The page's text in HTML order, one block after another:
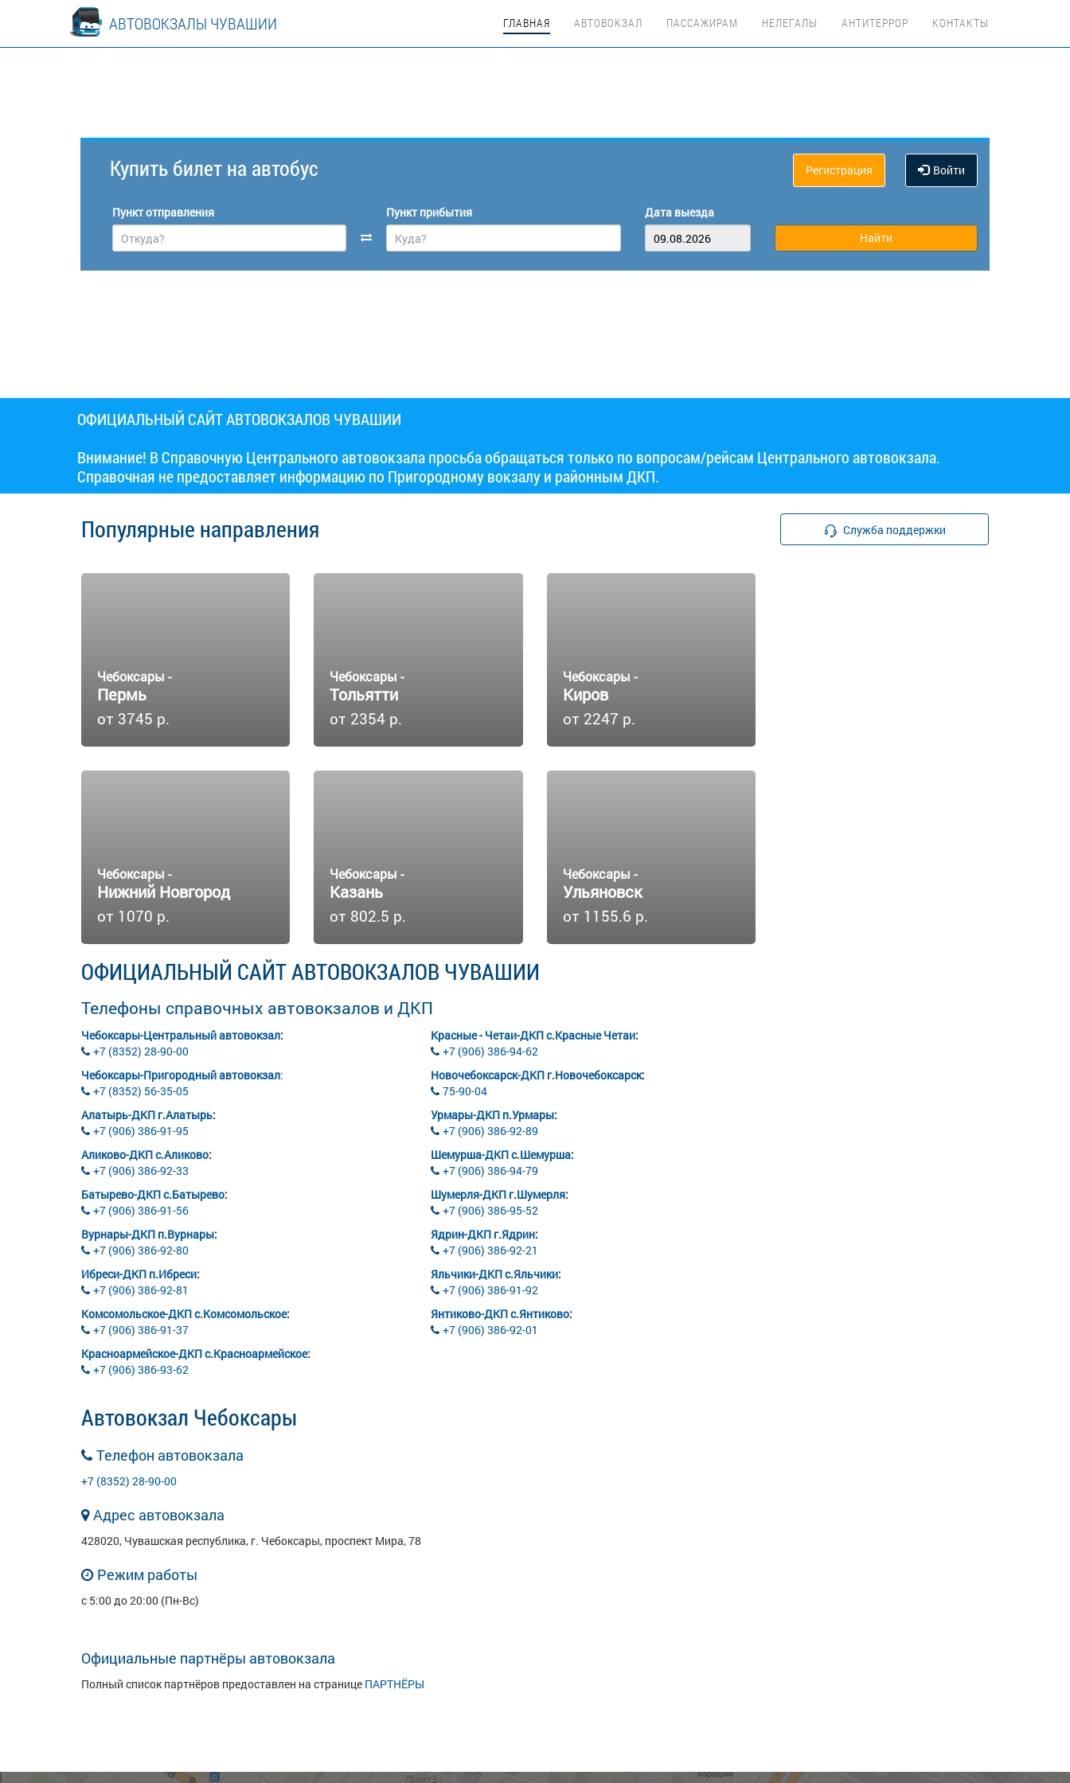
АВТОВОКЗАЛЫ ЧУВАШИИ ГЛАВНАЯ АВТОВОКЗАЛ ПАССАЖИРАМ НЕЛЕГАЛЫ АНТИТЕРРОР КОНТАКТЫ
Купить билет на автобус Регистрация Войти
Пункт отправления Пункт прибытия Дата выезда
ОФИЦИАЛЬНЫЙ САЙТ АВТОВОКЗАЛОВ ЧУВАШИИ
Внимание! В Справочную Центрального автовокзала просьба обращаться только по вопросам/рейсам Центрального автовокзала.
Справочная не предоставляет информацию по Пригородному вокзалу и районным ДКП.
Популярные направления
Чебоксары -
Пермь
от 3745 р.
Чебоксары -
Тольятти
от 2354 р.
Чебоксары -
Киров
от 2247 р.
Чебоксары -
Нижний Новгород
от 1070 р.
Чебоксары -
Казань
от 802.5 р.
Чебоксары -
Ульяновск
от 1155.6 р.
ОФИЦИАЛЬНЫЙ САЙТ АВТОВОКЗАЛОВ ЧУВАШИИ
Телефоны справочных автовокзалов и ДКП
Чебоксары-Центральный автовокзал:
+7 (8352) 28-90-00
Чебоксары-Пригородный автовокзал:
+7 (8352) 56-35-05
Алатырь-ДКП г.Алатырь:
+7 (906) 386-91-95
Аликово-ДКП с.Аликово:
+7 (906) 386-92-33
Батырево-ДКП с.Батырево:
+7 (906) 386-91-56
Вурнары-ДКП п.Вурнары:
+7 (906) 386-92-80
Ибреси-ДКП п.Ибреси:
+7 (906) 386-92-81
Комсомольское-ДКП с.Комсомольское:
+7 (906) 386-91-37
Красноармейское-ДКП с.Красноармейское:
+7 (906) 386-93-62
Красные - Четаи-ДКП с.Красные Четаи:
+7 (906) 386-94-62
Новочебоксарск-ДКП г.Новочебоксарск:
75-90-04
Урмары-ДКП п.Урмары:
+7 (906) 386-92-89
Шемурша-ДКП с.Шемурша:
+7 (906) 386-94-79
Шумерля-ДКП г.Шумерля:
+7 (906) 386-95-52
Ядрин-ДКП г.Ядрин:
+7 (906) 386-92-21
Яльчики-ДКП с.Яльчики:
+7 (906) 386-91-92
Янтиково-ДКП с.Янтиково:
+7 (906) 386-92-01
Автовокзал Чебоксары
Телефон автовокзала
+7 (8352) 28-90-00
Адрес автовокзала
428020, Чувашская республика, г. Чебоксары, проспект Мира, 78
Режим работы
с 5:00 до 20:00 (Пн-Вс)
Официальные партнёры автовокзала
Полный список партнёров предоставлен на странице ПАРТНЁРЫ
Служба поддержки